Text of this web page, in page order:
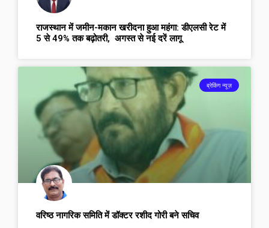
राजस्थान में जमीन-मकान खरीदना हुआ महंगा: डीएलसी रेट में
5 से 49% तक बढ़ोतरी, अगस्त से नई दरें लागू
ब्रेकिंग न्यूज़
वरिष्ठ नागरिक समिति में डॉक्टर रशीद गोरी बने सचिव